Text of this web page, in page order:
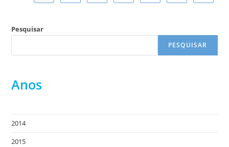
Pesquisar
PESQUISAR
Anos
2014
2015